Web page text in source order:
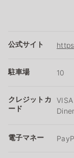
公式サイト
駐車場 10
クレジットカ
ード
電子マネー